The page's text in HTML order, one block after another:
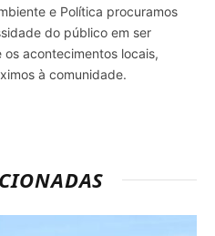
e Política procuramos
do público em ser
os acontecimentos locais,
à comunidade.